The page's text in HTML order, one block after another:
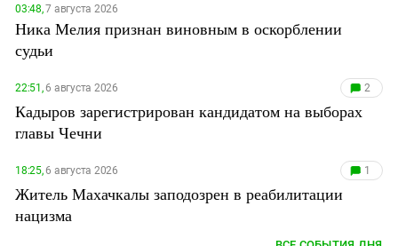
03:48,7 августа 2026
Ника Мелия признан виновным в оскорблении
судьи
22:51,6 августа 2026 2
Кадыров зарегистрирован кандидатом на выборах
главы Чечни
18:25,6 августа 2026 1
Житель Махачкалы заподозрен в реабилитации
нацизма